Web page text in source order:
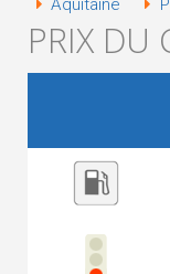
Aquitaine
PRIX DU